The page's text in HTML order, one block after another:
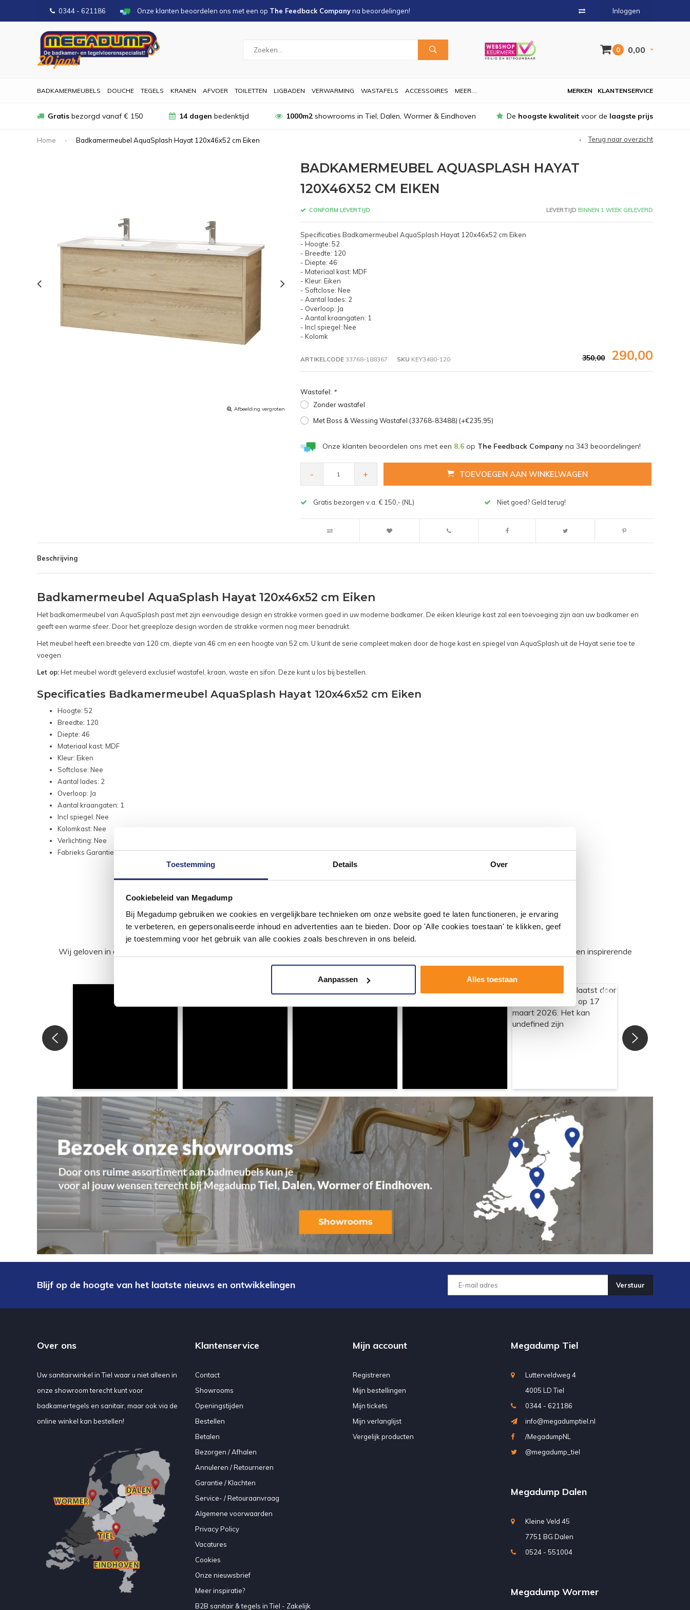
Toestemming Details Over
Cookiebeleid van Megadump
Bij Megadump gebruiken we cookies en vergelijkbare technieken om onze website goed te laten functioneren, je ervaring
te verbeteren, en gepersonaliseerde inhoud en advertenties aan te bieden. Door op 'Alle cookies toestaan' te klikken, geef
je toestemming voor het gebruik van alle cookies zoals beschreven in ons beleid.
Aanpassen Alles toestaan
0344 - 621186 Onze klanten beoordelen ons met een op The Feedback Companyna beoordelingen! Inloggen
0 0,00
BADKAMERMEUBELS DOUCHE TEGELS KRANEN AFVOER TOILETTEN LIGBADEN VERWARMING WASTAFELS ACCESSOIRES MEER.... KLANTENSERVICE
MERKEN
Gratis bezorgd vanaf € 150 14 dagen bedenktijd 1000m2showrooms in Tiel, Dalen, Wormer & Eindhoven De hoogste kwaliteit voor de laagste prijs
Home Badkamermeubel AquaSplash Hayat 120x46x52 cm Eiken Terug naar overzicht
Afbeelding vergroten
BADKAMERMEUBEL AQUASPLASH HAYAT
120X46X52 CM EIKEN
CONFORM LEVERTIJD LEVERTIJD BINNEN 1 WEEK GELEVERD
Specificaties Badkamermeubel AquaSplash Hayat 120x46x52 cm Eiken
- Hoogte: 52
- Breedte: 120
- Diepte: 46
- Materiaal kast: MDF
- Kleur: Eiken
- Softclose: Nee
- Aantal lades: 2
- Overloop: Ja
- Aantal kraangaten: 1
- Incl spiegel: Nee
- Kolomk
ARTIKELCODE33768-188367 SKU KEY3480-120 350,00 290,00
Wastafel: *
Zonder wastafel
Met Boss & Wessing Wastafel (33768-83488) (+€235,95)
Onze klanten beoordelen ons met een 8,6op The Feedback Companyna 343 beoordelingen!
- + TOEVOEGEN AAN WINKELWAGEN
Gratis bezorgen v.a. € 150,- (NL) Niet goed? Geld terug!
Beschrijving
Badkamermeubel AquaSplash Hayat 120x46x52 cm Eiken
Het badkamermeubel van AquaSplash past met zijn eenvoudige design en strakke vormen goed in uw moderne badkamer. De eiken kleurige kast zal een toevoeging zijn aan uw badkamer en
geeft een warme sfeer. Door het greeploze design worden de strakke vormen nog meer benadrukt.
Het meubel heeft een breedte van 120 cm, diepte van 46 cm en een hoogte van 52 cm. U kunt de serie compleet maken door de hoge kast en spiegel van AquaSplash uit de Hayat serie toe te
voegen.
Let op:Het meubel wordt geleverd exclusief wastafel, kraan, waste en sifon. Deze kunt u los bij bestellen.
Specificaties Badkamermeubel AquaSplash Hayat 120x46x52 cm Eiken
Hoogte: 52
Breedte: 120
Diepte: 46
Materiaal kast: MDF
Kleur: Eiken
Softclose: Nee
Aantal lades: 2
Overloop: Ja
Aantal kraangaten: 1
Incl spiegel: Nee
Kolomkast: Nee
Verlichting: Nee
Fabrieks Garantie: 2 Jaar
#mijndroombadkamer
Wij geloven in de kracht van delen. Deel jouw badkamer op Instagram met #mijndroombadkamer en tag @megadumpnl. Samen bouwen we een inspirerende
omgeving vol met unieke badkamerstijlen. Doe je mee?
Blijf op de hoogte van het laatste nieuws en ontwikkelingen Verstuur
Over ons
Uw sanitairwinkel in Tiel waar u niet alleen in
onze showroom terecht kunt voor
badkamertegels en sanitair, maar ook via de
online winkel kan bestellen!
Klantenservice
Contact
Showrooms
Openingstijden
Bestellen
Betalen
Bezorgen / Afhalen
Annuleren / Retourneren
Garantie / Klachten
Service- / Retouraanvraag
Algemene voorwaarden
Privacy Policy
Vacatures
Cookies
Onze nieuwsbrief
Meer inspiratie?
B2B sanitair & tegels in Tiel - Zakelijk
Mijn account
Registreren
Mijn bestellingen
Mijn tickets
Mijn verlanglijst
Vergelijk producten
Megadump Tiel
Lutterveldweg 4
4005 LD Tiel
0344 - 621186
info@megadumptiel.nl
/MegadumpNL
@megadump_tiel
Megadump Dalen
Kleine Veld 45
7751 BG Dalen
0524 - 551004
Megadump Wormer